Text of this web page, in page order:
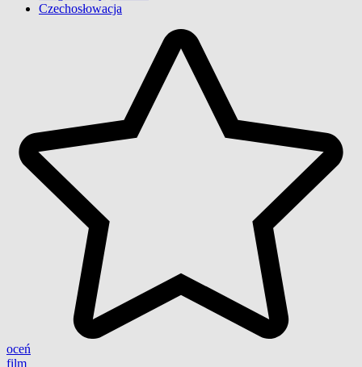
Czechosłowacja
oceń
film